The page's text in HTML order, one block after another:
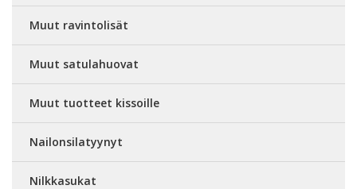
Muut ravintolisät
Muut satulahuovat
Muut tuotteet kissoille
Nailonsilatyynyt
Nilkkasukat